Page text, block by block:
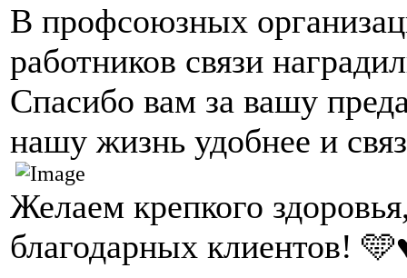
В профсоюзных
работников связи
Спасибо вам за вашу
нашу жизнь удобнее и
Желаем крепкого
благодарных клиентов!